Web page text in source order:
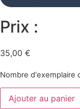
Prix :
35,00 €
Nombre d'exemplaire
quantité
deAjouter au panier